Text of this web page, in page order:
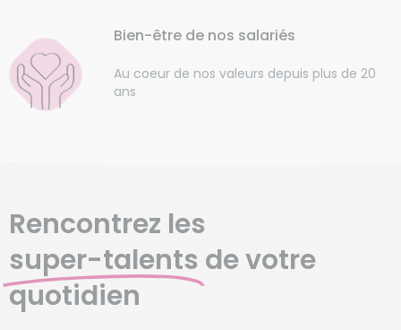
Bien-être de nos salariés
Au coeur de nos valeurs depuis plus de 20
ans
Rencontrez les
super-talents de votre
quotidien